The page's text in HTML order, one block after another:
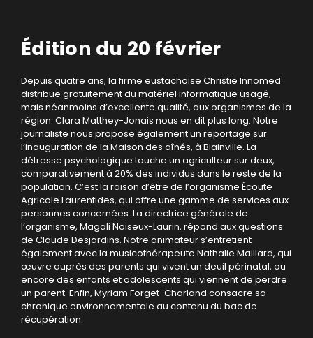
Édition du 20 février
Depuis quatre ans, la firme eustachoise Christie Innomed
distribue gratuitement du matériel informatique usagé,
mais néanmoins d’excellente qualité, aux organismes de la
région. Clara Matthey-Jonais nous en dit plus long. Notre
journaliste nous propose également un reportage sur
l’inauguration de la Maison des aînés, à Blainville. La
détresse psychologique touche un agriculteur sur deux,
comparativement à 20% des individus dans le reste de la
population. C’est la raison d’être de l’organisme Écoute
Agricole Laurentides, qui offre une gamme de services aux
personnes concernées. La directrice générale de
l’organisme, Magali Noiseux-Laurin, répond aux questions
de Claude Desjardins. Notre animateur s’entretient
également avec la musicothérapeute Nathalie Maillard, qui
œuvre auprès des parents qui vivent un deuil périnatal, ou
encore des enfants et adolescents qui viennent de perdre
un parent. Enfin, Myriam Forget-Charland consacre sa
chronique environnementale au contenu du bac de
récupération.